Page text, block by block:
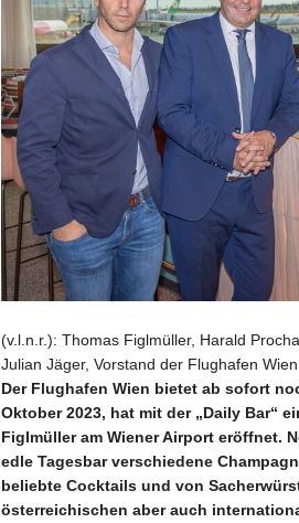
(v.l.n.r.): Thomas Figlmüller, Harald
Julian Jäger, Vorstand der Flughafen Wien
Der Flughafen Wien bietet ab sofort
Oktober 2023, hat mit der „Daily Bar“
Figlmüller am Wiener Airport eröffnet.
edle Tagesbar verschiedene
beliebte Cocktails und von
österreichischen aber auch